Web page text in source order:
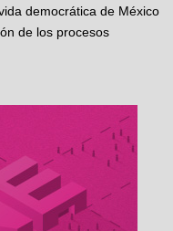
democrática de México
de los procesos